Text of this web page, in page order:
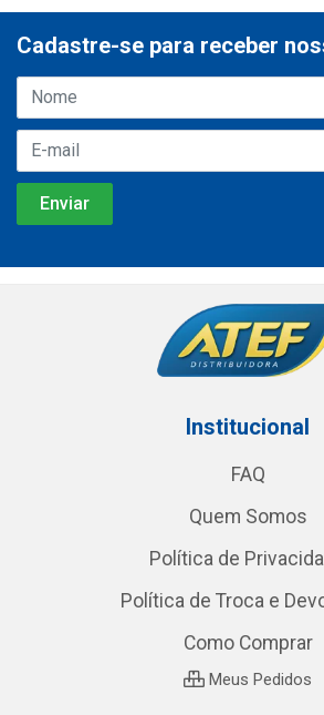
Cadastre-se para receber
Institucional
FAQ
Quem Somos
Política de
Política de Troca e
Como Comprar
Meus Pedidos